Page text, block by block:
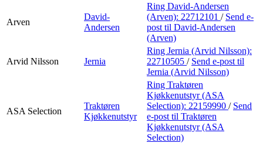
Arven
David-
Andersen
Ring David-Andersen
(Arven): 22712101 / Send e-
post til David-Andersen
(Arven)
Arvid Nilsson Jernia
Ring Jernia (Arvid Nilsson):
22710505 / Send e-post til
Jernia (Arvid Nilsson)
ASA Selection
Traktøren
Kjøkkenutstyr
Ring Traktøren
Kjøkkenutstyr (ASA
Selection): 22159990 / Send
e-post til Traktøren
Kjøkkenutstyr (ASA
Selection)